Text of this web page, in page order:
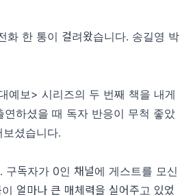
화 한 통이 걸려왔습니다. 송길영 박
예보> 시리즈의 두 번째 책을 내게
하셨을 때 독자 반응이 무척 좋았
셨습니다.
독자가 0인 채널에 게스트를 모신
얼마나 큰 매체력을 실어주고 있었